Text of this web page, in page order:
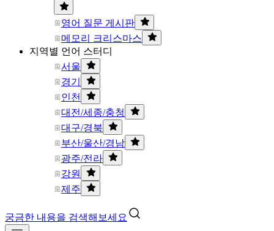
영어 질문 게시판
메모리 크리스마스
지역별 언어 스터디
서울
경기
인천
대전/세종/충청
대구/경북
부산/울산/경남
광주/전라
강원
제주
궁금한 내용을 검색해보세요